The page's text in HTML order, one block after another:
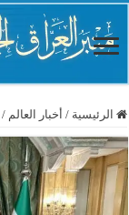
الرئيسية / أخبار العالم /